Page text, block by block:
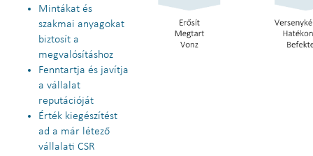
Mintákat és
szakmai anyagokat
biztosít a
megvalósításhoz
Fenntartja és javítja
a vállalat
reputációját
Érték kiegészítést
ad a már létező
vállalati CSR